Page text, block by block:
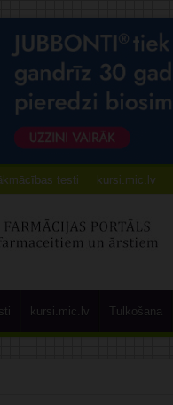
testi kursi.mic.lv
kursi.mic.lv Tulkošana